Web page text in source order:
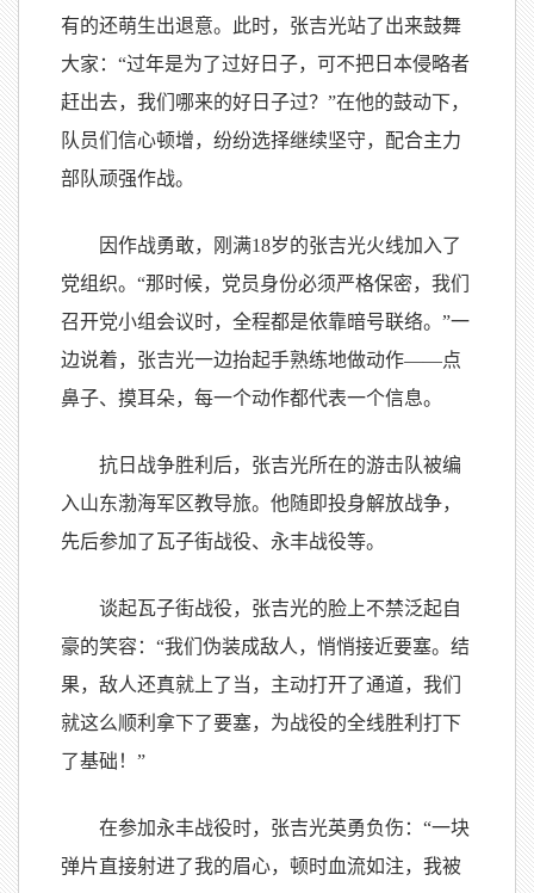
有的还萌生出退意。此时，张吉光站了出来鼓舞
大家：“过年是为了过好日子，可不把日本侵略者
赶出去，我们哪来的好日子过？”在他的鼓动下，
队员们信心顿增，纷纷选择继续坚守，配合主力
部队顽强作战。
因作战勇敢，刚满18岁的张吉光火线加入了
党组织。“那时候，党员身份必须严格保密，我们
召开党小组会议时，全程都是依靠暗号联络。”一
边说着，张吉光一边抬起手熟练地做动作——点
鼻子、摸耳朵，每一个动作都代表一个信息。
抗日战争胜利后，张吉光所在的游击队被编
入山东渤海军区教导旅。他随即投身解放战争，
先后参加了瓦子街战役、永丰战役等。
谈起瓦子街战役，张吉光的脸上不禁泛起自
豪的笑容：“我们伪装成敌人，悄悄接近要塞。结
果，敌人还真就上了当，主动打开了通道，我们
就这么顺利拿下了要塞，为战役的全线胜利打下
了基础！”
在参加永丰战役时，张吉光英勇负伤：“一块
弹片直接射进了我的眉心，顿时血流如注，我被